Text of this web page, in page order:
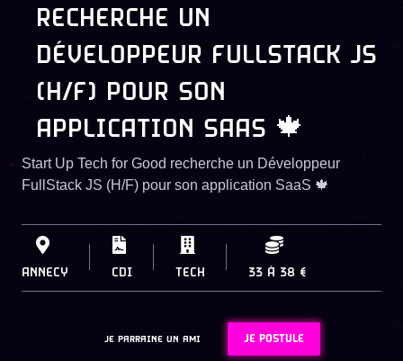
RECHERCHE UN
DÉVELOPPEUR FULLSTACK JS
(H/F) POUR SON
APPLICATION SAAS 🍁
Start Up Tech for Good recherche un Développeur
FullStack JS (H/F) pour son application SaaS 🍁
ANNECY CDI TECH 33 À 38 €
JE PARRAINE UN AMI JE POSTULE